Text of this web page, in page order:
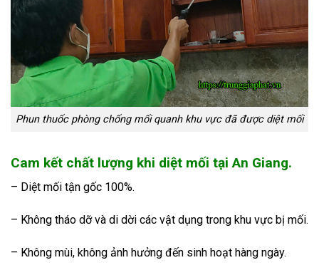
Phun thuốc phòng chống mối quanh khu vực đã được diệt mối
Cam kết chất lượng khi diệt mối tại An Giang.
– Diệt mối tận gốc 100%.
– Không tháo dỡ và di dời các vật dụng trong khu vực bị mối.
– Không mùi, không ảnh hưởng đến sinh hoạt hàng ngày.